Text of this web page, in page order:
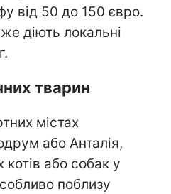
від 50 до 150 євро.
діють локальні
тварин
містах
або Анталія,
або собак у
поблизу